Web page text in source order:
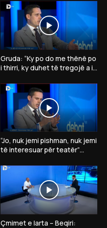
Gruda: “Ky po do me thënë po
i thirri, ky duhet të tregojë a ia
“Jo, nuk jemi pishman, nuk jemi
të interesuar për teatër”
Kurtin nuk ka..
Çmimet e larta – Beqiri: